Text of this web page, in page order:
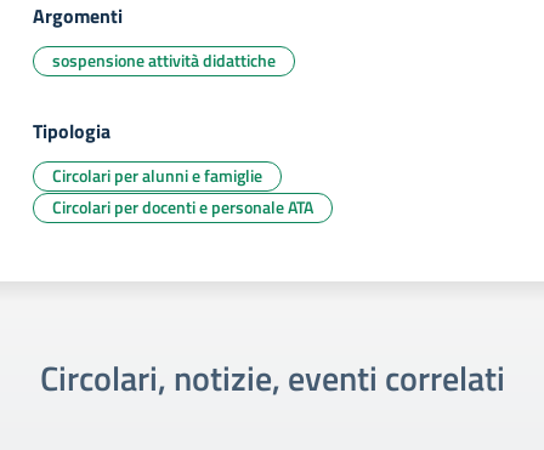
Argomenti
sospensione attività didattiche
Tipologia
Circolari per alunni e famiglie
Circolari per docenti e personale ATA
Circolari, notizie, eventi correlati